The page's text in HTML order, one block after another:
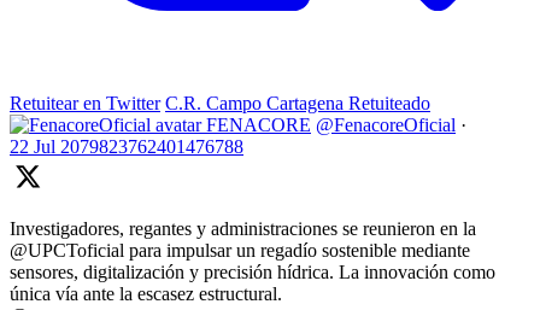
Retuitear en Twitter C.R. Campo Cartagena Retuiteado
FENACORE @FenacoreOficial ·
22 Jul 2079823762401476788
Investigadores, regantes y administraciones se reunieron en la
@UPCToficial para impulsar un regadío sostenible mediante
sensores, digitalización y precisión hídrica. La innovación como
única vía ante la escasez estructural.